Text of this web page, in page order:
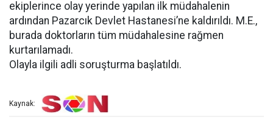
ekiplerince olay yerinde yapılan ilk müdahalenin
ardından Pazarcık Devlet Hastanesi’ne kaldırıldı. M.E.,
burada doktorların tüm müdahalesine rağmen
kurtarılamadı.
Olayla ilgili adli soruşturma başlatıldı.
Kaynak: